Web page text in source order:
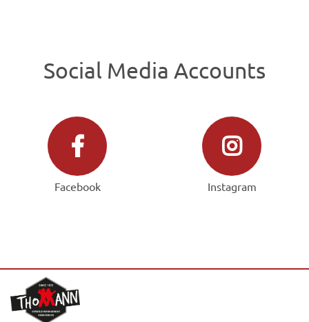
Social Media Accounts
Facebook Instagram